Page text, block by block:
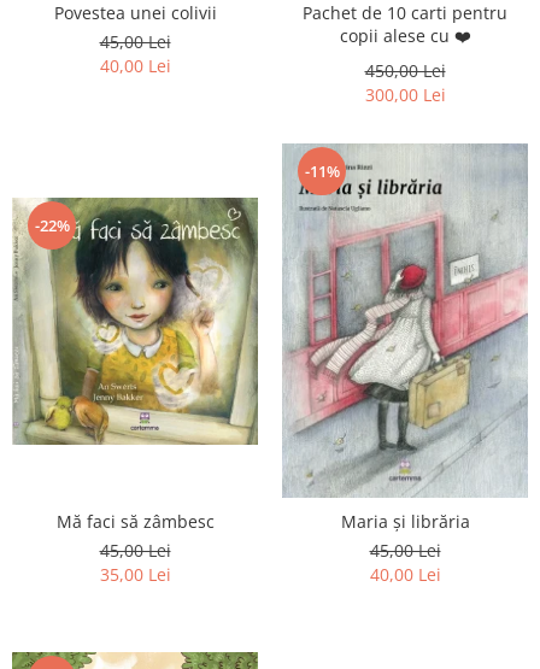
Povestea unei colivii
45,00 Lei
40,00 Lei
Pachet de 10 carti pentru
copii alese cu ❤️
450,00 Lei
300,00 Lei
-22%
Mă faci să zâmbesc
45,00 Lei
35,00 Lei
-11%
Maria și librăria
45,00 Lei
40,00 Lei